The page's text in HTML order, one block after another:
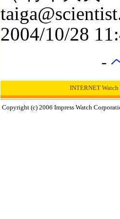
2004/10/28
-
INTERNET
Copyright (c) 2006 Impress Watch